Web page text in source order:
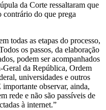
da Corte ressaltaram que
do que prega
todas as etapas do processo,
os passos, da elaboração
podem ser acompanhados
da República, Ordem
universidades e outros
observar, ainda,
rede e não são passíveis de
à internet.”